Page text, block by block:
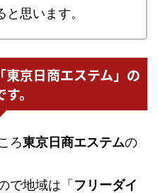
思います。
東京日商エステム」の
。
ろ東京日商エステムの
で地域は「 フリーダイ